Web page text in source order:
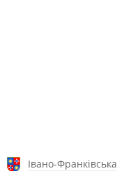
Івано-Франківська